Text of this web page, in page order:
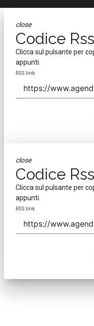
close
Codice Rss
Clicca sul pulsante per
appunti.
RSS link
close
Codice Rss
Clicca sul pulsante per
appunti.
RSS link